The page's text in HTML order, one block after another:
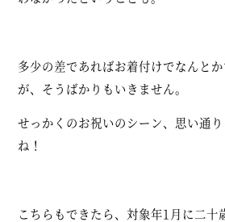
多少の差であればお着付けでなんと
が、そうばかりもいきません。
せっかくのお祝いのシーン、思い通
ね！
こちらもできたら、対象年1月に二十